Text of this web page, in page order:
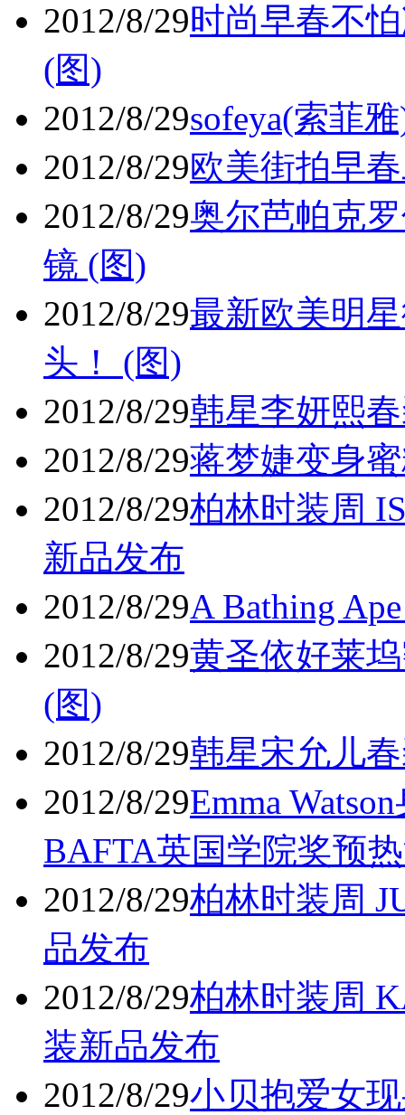
2012/8/29时尚早春不
(图)
2012/8/29sofeya(索菲
2012/8/29欧美街拍早
2012/8/29奥尔芭帕克
镜 (图)
2012/8/29最新欧美明
头！ (图)
2012/8/29韩星李妍熙
2012/8/29蒋梦婕变身
2012/8/29柏林时装周
新品发布
2012/8/29A Bathing
2012/8/29黄圣依好莱
(图)
2012/8/29韩星宋允儿
2012/8/29Emma
BAFTA英国学院奖预
2012/8/29柏林时装周
品发布
2012/8/29柏林时装周
装新品发布
2012/8/29小贝抱爱女